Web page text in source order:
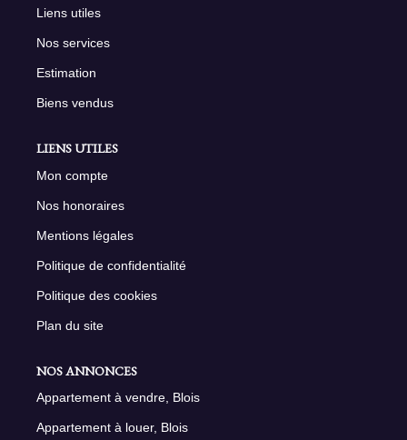
Liens utiles
Nos services
Estimation
Biens vendus
LIENS UTILES
Mon compte
Nos honoraires
Mentions légales
Politique de confidentialité
Politique des cookies
Plan du site
NOS ANNONCES
Appartement à vendre, Blois
Appartement à louer, Blois